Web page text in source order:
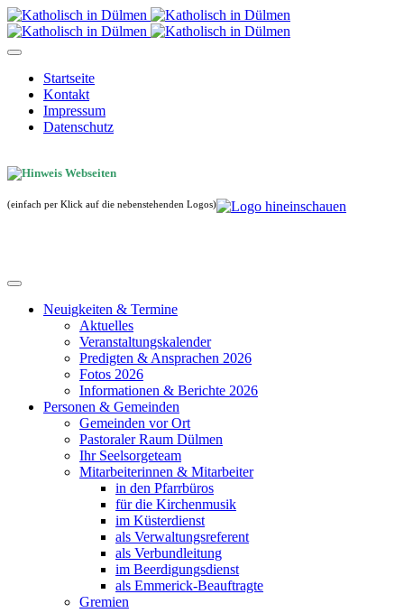
Startseite
Kontakt
Impressum
Datenschutz
(einfach per Klick auf die nebenstehenden Logos)
Neuigkeiten & Termine
Aktuelles
Veranstaltungskalender
Predigten & Ansprachen 2026
Fotos 2026
Informationen & Berichte 2026
Personen & Gemeinden
Gemeinden vor Ort
Pastoraler Raum Dülmen
Ihr Seelsorgeteam
Mitarbeiterinnen & Mitarbeiter
in den Pfarrbüros
für die Kirchenmusik
im Küsterdienst
als Verwaltungsreferent
als Verbundleitung
im Beerdigungsdienst
als Emmerick-Beauftragte
Gremien